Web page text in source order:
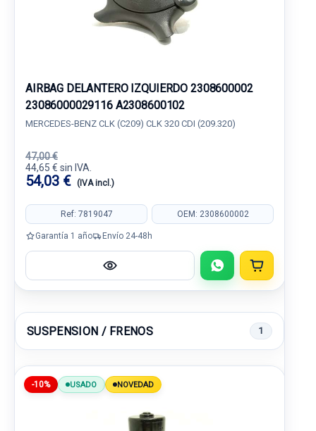
AIRBAG DELANTERO IZQUIERDO 2308600002
23086000029116 A2308600102
MERCEDES-BENZ CLK (C209) CLK 320 CDI (209.320)
47,00 €
44,65 € sin IVA.
54,03 € (IVA incl.)
Ref: 7819047 OEM: 2308600002
Garantía 1 año Envío 24-48h
SUSPENSION / FRENOS 1
-10% USADO NOVEDAD